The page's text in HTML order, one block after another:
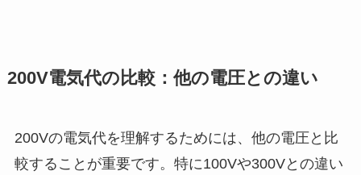
200V電気代の比較：他の電圧との違い
200Vの電気代を理解するためには、他の電圧と比
較することが重要です。特に100Vや300Vとの違い